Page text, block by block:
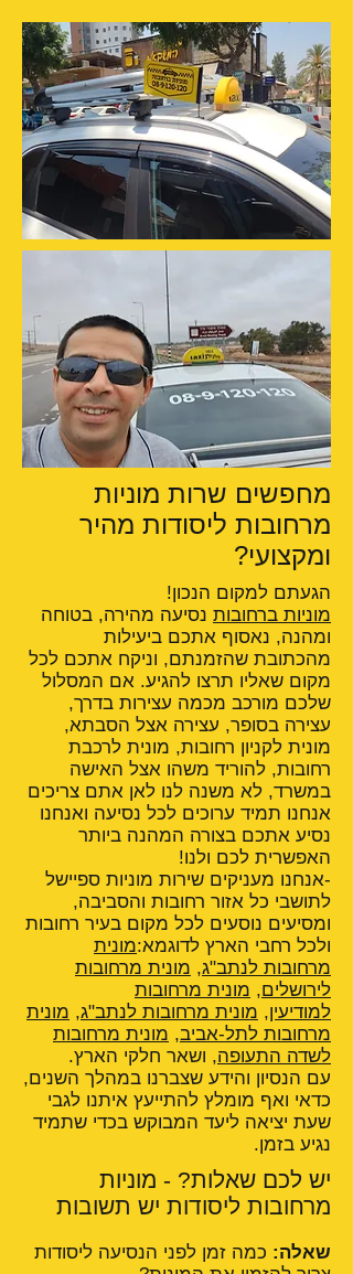
מחפשים שרות מוניות
מרחובות ליסודות מהיר
ומקצועי?
הגעתם למקום הנכון!
מוניות ברחובות נסיעה מהירה, בטוחה
ומהנה, נאסוף אתכם ביעילות
מהכתובת שהזמנתם, וניקח אתכם לכל
מקום שאליו תרצו להגיע. אם המסלול
שלכם מורכב מכמה עצירות בדרך,
עצירה בסופר, עצירה אצל הסבתא,
מונית לקניון רחובות, מונית לרכבת
רחובות, להוריד משהו אצל האישה
במשרד, לא משנה לנו לאן אתם צריכים
אנחנו תמיד ערוכים לכל נסיעה ואנחנו
נסיע אתכם בצורה המהנה ביותר
האפשרית לכם ולנו!
-אנחנו מעניקים שירות מוניות ספיישל
לתושבי כל אזור רחובות והסביבה,
ומסיעים נוסעים לכל מקום בעיר רחובות
ולכל רחבי הארץ לדוגמא:מונית
מרחובות לנתב"ג, מונית מרחובות
לירושלים, מונית מרחובות
למודיעין, מונית מרחובות לנתב"ג, מונית
מרחובות לתל-אביב, מונית מרחובות
לשדה התעופה, ושאר חלקי הארץ.
עם הנסיון והידע שצברנו במהלך השנים,
כדאי ואף מומלץ להתייעץ איתנו לגבי
שעת יציאה ליעד המבוקש בכדי שתמיד
נגיע בזמן.
יש לכם שאלות? - מוניות
מרחובות ליסודות יש תשובות
שאלה: כמה זמן לפני הנסיעה ליסודות